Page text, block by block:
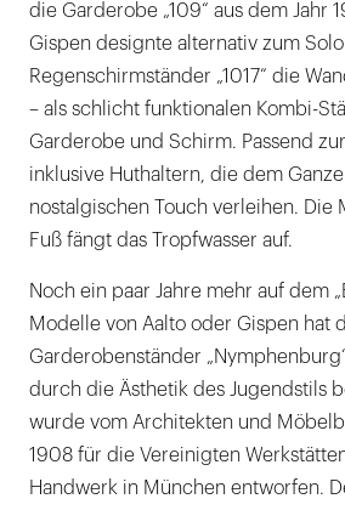
die Garderobe „109“ aus dem Jahr
Gispen designte alternativ zum
Regenschirmständer „1017“ die
– als schlicht funktionalen Kombi-
Garderobe und Schirm. Passend
inklusive Huthaltern, die dem
nostalgischen Touch verleihen. Die
Fuß fängt das Tropfwasser auf.
Noch ein paar Jahre mehr auf dem
Modelle von Aalto oder Gispen hat
Garderobenständer
durch die Ästhetik des Jugendstils
wurde vom Architekten und
1908 für die Vereinigten
Handwerk in München entworfen.